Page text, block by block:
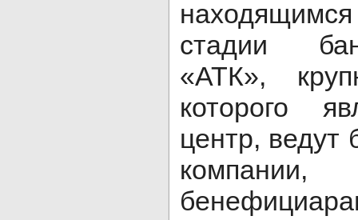
стадии
«АТК»,
которого
центр, ведут